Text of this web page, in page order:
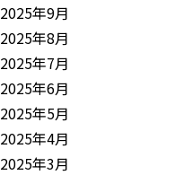
2025年9月
2025年8月
2025年7月
2025年6月
2025年5月
2025年4月
2025年3月